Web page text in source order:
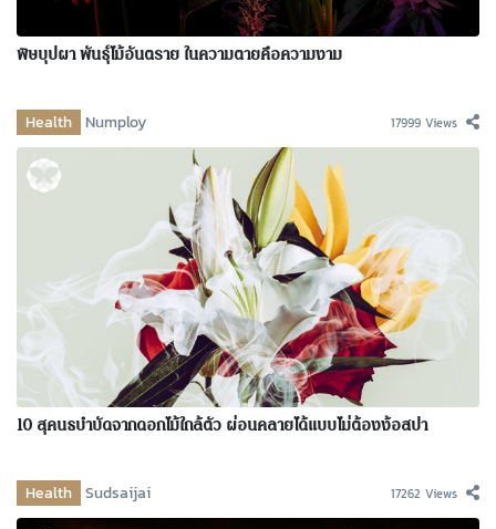
พิษบุปผา พันธุ์ไม้อันตราย ในความตายคือความงาม
Health Numploy 17999 Views
10 สุคนธบำบัดจากดอกไม้ใกล้ตัว ผ่อนคลายได้แบบไม่ต้องง้อสปา
Health Sudsaijai 17262 Views